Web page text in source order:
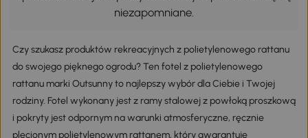
niezapomniane.
Czy szukasz produktów rekreacyjnych z polietylenowego rattanu
do swojego pięknego ogrodu? Ten fotel z polietylenowego
rattanu marki Outsunny to najlepszy wybór dla Ciebie i Twojej
rodziny. Fotel wykonany jest z ramy stalowej z powłoką proszkową
i pokryty jest odpornym na warunki atmosferyczne, ręcznie
plecionym polietylenowym rattanem, który gwarantuje